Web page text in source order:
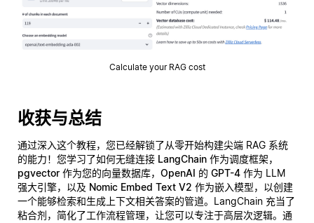
Calculate your RAG cost
收获与总结
通过深入这个教程，您已经解锁了从零开始构建尖端 RAG 系统
的能力！您学习了如何无缝连接 LangChain 作为调度框架，
pgvector 作为您的向量数据库， OpenAI 的 GPT-4 作为 LLM
强大引擎，以及 Nomic Embed Text V2 作为嵌入模型，以创建
一个能够检索和生成上下文相关答案的管道。LangChain 充当了
粘合剂，简化了工作流程管理，让您可以专注于高层次逻辑。通